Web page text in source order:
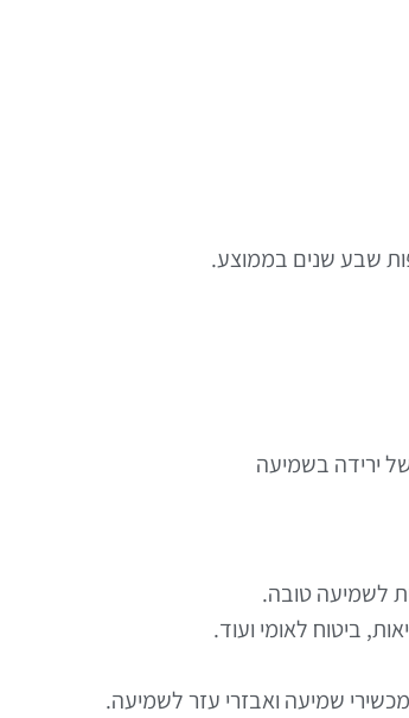
שבע שנים בממוצע.
ירידה בשמיעה
לשמיעה טובה.
ביטוח לאומי ועוד.
שמיעה ואבזרי עזר לשמיעה.